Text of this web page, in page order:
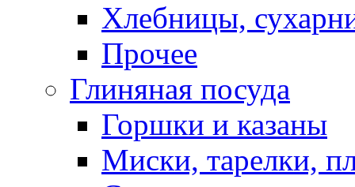
Хлебницы,
Прочее
Глиняная посуда
Горшки и казаны
Миски, тарелки,